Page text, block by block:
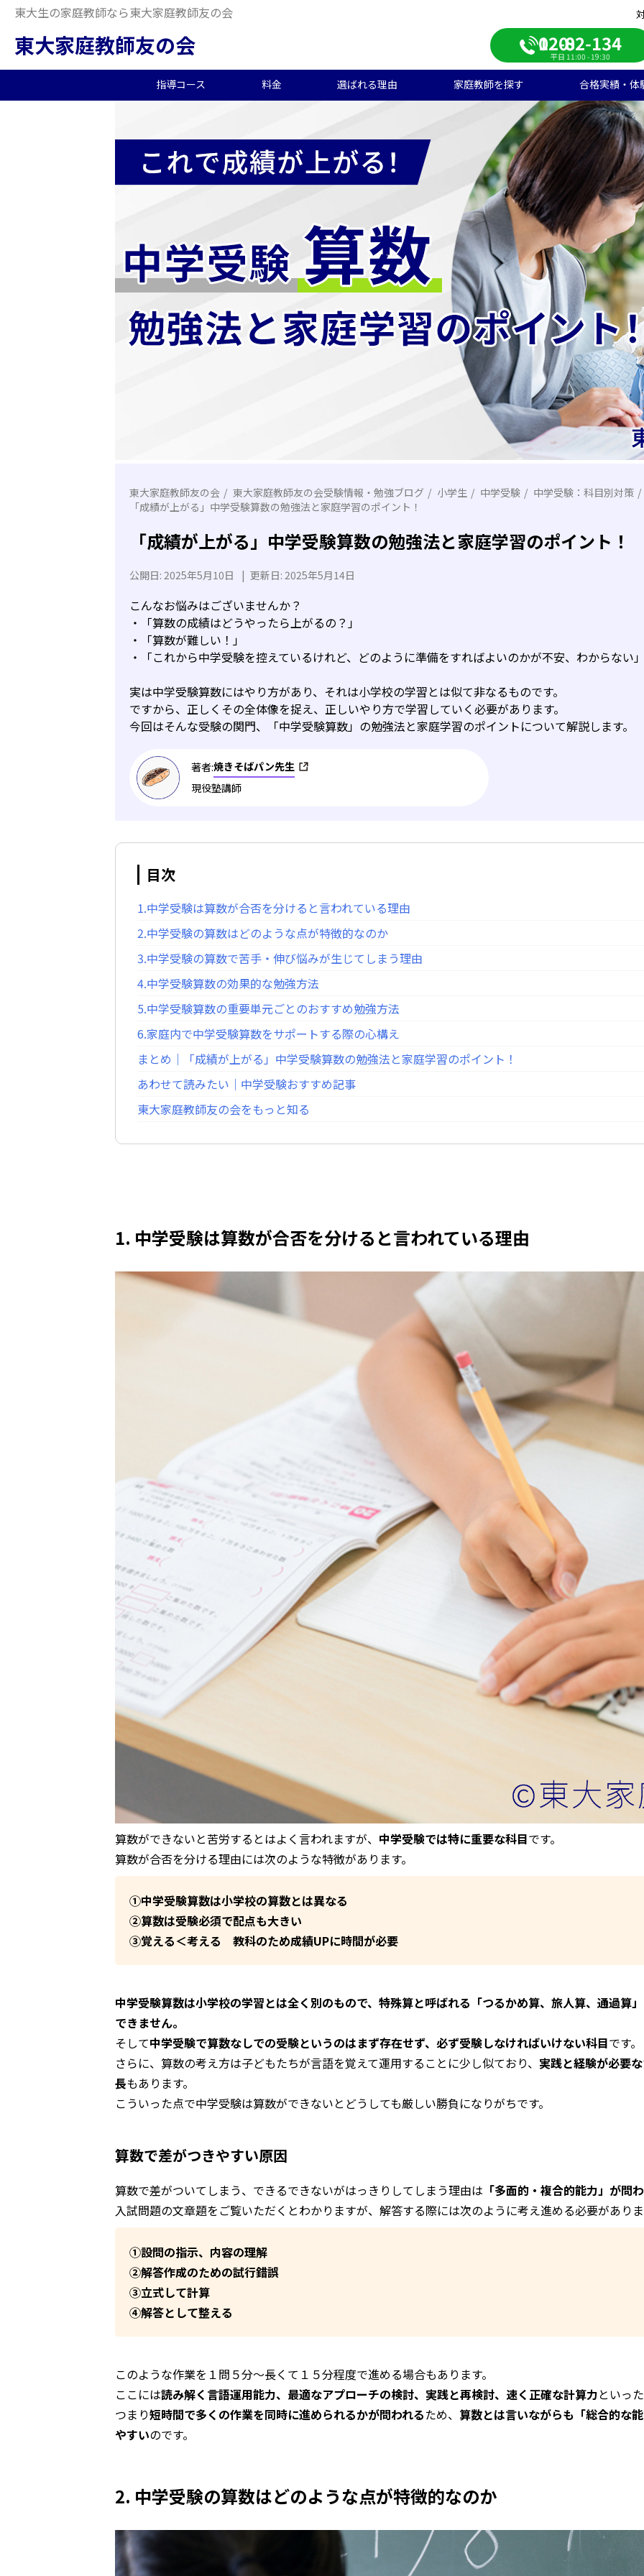
東大生の家庭教師なら東大家庭教師友の会
東大家庭教師友の会 0120-082-134
平日 11:00 - 19:30
指導コース
大学受験/塾対策
中高一貫校向け
小学生向け
中学生向け
帰国子女向け
料金
中学生のご料金
料金シミュレーション
夏期短期コース
選ばれる理由
ご入会の流れ
理念
家庭教師を探す
一覧から探す
合格実績・体
高校受験の合格実績
合格体験記
生徒様の声 ご家庭様インタビュー
東大家庭教師友の会 東大家庭教師友の会受験情報・勉強ブログ 小学生 中学受験
中学受験：科目別対策
「成績が上がる」中学受験算数の勉強法と家庭学習のポイント！
「成績が上がる」中学受験算数の勉強法と家庭学習のポイント！
公開日: 2025年5月10日 | 更新日: 2025年5月14日
こんなお悩みはございませんか？
・「算数の成績はどうやったら上がるの？」
・「算数が難しい！」
・「これから中学受験を控えているけれど、どのように準備をすればよいのかが不安、わからない
実は中学受験算数にはやり方があり、それは小学校の学習とは似て非なるものです。
ですから、正しくその全体像を捉え、正しいやり方で学習していく必要があります。
今回はそんな受験の関門、「中学受験算数」の勉強法と家庭学習のポイントについて解説します。
著者:焼きそばパン先生
現役塾講師
目次
1.中学受験は算数が合否を分けると言われている理由
2.中学受験の算数はどのような点が特徴的なのか
3.中学受験の算数で苦手・伸び悩みが生じてしまう理由
4.中学受験算数の効果的な勉強方法
5.中学受験算数の重要単元ごとのおすすめ勉強方法
6.家庭内で中学受験算数をサポートする際の心構え
まとめ｜「成績が上がる」中学受験算数の勉強法と家庭学習のポイント！
あわせて読みたい｜中学受験おすすめ記事
東大家庭教師友の会をもっと知る
1. 中学受験は算数が合否を分けると言われている理由
算数ができないと苦労するとはよく言われますが、 中学受験では特に重要な科目です。
算数が合否を分ける理由には次のような特徴があります。
①中学受験算数は小学校の算数とは異なる
②算数は受験必須で配点も大きい
③覚える＜考える 教科のため成績UPに時間が必要
中学受験算数は小学校の学習とは全く別のもので、特殊算と呼ばれる「つるかめ算、旅人算、通過算
できません。
そして中学受験で算数なしでの受験というのはまず存在せず、必ず受験しなければいけない科目です。
さらに、算数の考え方は子どもたちが言語を覚えて運用することに少し似ており、 実践と経験が必要
長もあります。
こういった点で中学受験は算数ができないとどうしても厳しい勝負になりがちです。
算数で差がつきやすい原因
算数で差がついてしまう、できるできないがはっきりしてしまう理由は 「多面的・複合的能力」が問
入試問題の文章題をご覧いただくとわかりますが、解答する際には次のように考え進める必要があり
①設問の指示、内容の理解
②解答作成のための試行錯誤
③立式して計算
④解答として整える
このような作業を１問５分〜長くて１５分程度で進める場合もあります。
ここには読み解く言語運用能力、最適なアプローチの検討、実践と再検討、速く正確な計算力といっ
つまり短時間で多くの作業を同時に進められるかが問われるため、 算数とは言いながらも「総合的な
やすいのです。
2. 中学受験の算数はどのような点が特徴的なのか